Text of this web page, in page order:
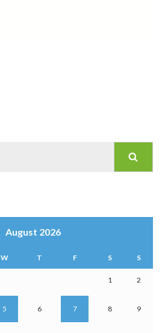
August 2026
W T F S S
1 2
5 6 7 8 9